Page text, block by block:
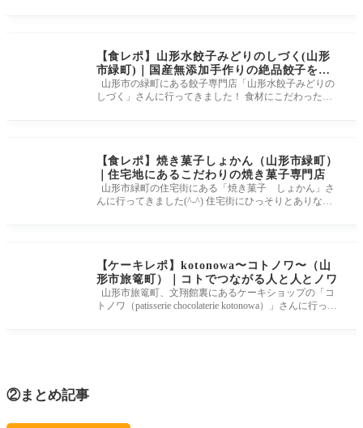
【食レポ】山形水餃子みどりのしづく(山形
市緑町)｜国産無添加手作りの絶品餃子を御
賞味あれ！
山形市の緑町にある餃子専門店「山形水餃子みどりの
しづく」さんに行ってきました！ 食材にこだわった自
【食レポ】焼き菓子しょかん（山形市緑町）
｜住宅地にあるこだわりの焼き菓子専門店
山形市緑町の住宅街にある「焼き菓子 しょかん」さ
んに行ってきました(^-^) 住宅街にひっそりとありなが
【ケーキレポ】kotonowa〜コトノワ〜（山
形市旅篭町）｜コトでつながる人と人とノワ
山形市旅篭町、文翔館裏にあるケーキショップの「コ
トノワ（patisserie chocolaterie kotonowa）」さんに行って
②まとめ記事